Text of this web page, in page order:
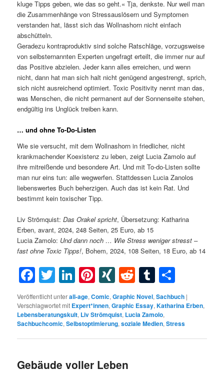
kluge Tipps geben, wie das so geht.« Tja, denkste. Nur weil man
die Zusammenhänge von Stressauslösern und Symptomen
verstanden hat, lässt sich das Wollnashorn nicht einfach
abschütteln.
Geradezu kontraproduktiv sind solche Ratschläge, vorzugsweise
von selbsternannten Experten ungefragt erteilt, die immer nur auf
das Positive abzielen. Jeder kann alles erreichen, und wenn
nicht, dann hat man sich halt nicht genügend angestrengt, sprich,
sich nicht ausreichend optimiert. Toxic Positivity nennt man das,
was Menschen, die nicht permanent auf der Sonnenseite stehen,
endgültig ins Unglück treiben kann.
… und ohne To-Do-Listen
Wie sie versucht, mit dem Wollnashorn in friedlicher, nicht
krankmachender Koexistenz zu leben, zeigt Lucia Zamolo auf
ihre mitreißende und besondere Art. Und mit To-do-Listen sollte
man nur eins tun: alle wegwerfen. Stattdessen Lucia Zanolos
liebenswertes Buch beherzigen. Auch das ist kein Rat. Und
bestimmt kein toxischer Tipp.
Liv Strömquist:Das Orakel spricht, Übersetzung: Katharina
Erben, avant, 2024, 248 Seiten, 25 Euro, ab 15
Lucia Zamolo: Und dann noch … Wie Stress weniger stresst –
fast ohne Toxic Tipps!, Bohem, 2024, 108 Seiten, 18 Euro, ab 14
Facebook
Twitter
LinkedIn
Pinterest
XINGRedditTumblr
Veröffentlicht unterall-age,Comic,Graphic Novel,Sachbuch |
Verschlagwortet mit Expert*innen,Graphic Essay,Katharina Erben,
Lebensberatungskult, Liv Strömquist, Lucia Zamolo,
Sachbuchcomic,Selbstoptimierung,soziale Medien,Stress
Gebäude voller Leben